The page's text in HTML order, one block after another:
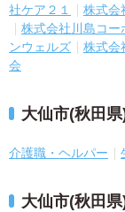
社ケア２１
株式会
株式会社川島コー
ンウェルズ
株式会
会
大仙市(秋田
介護職・ヘルパー
大仙市(秋田